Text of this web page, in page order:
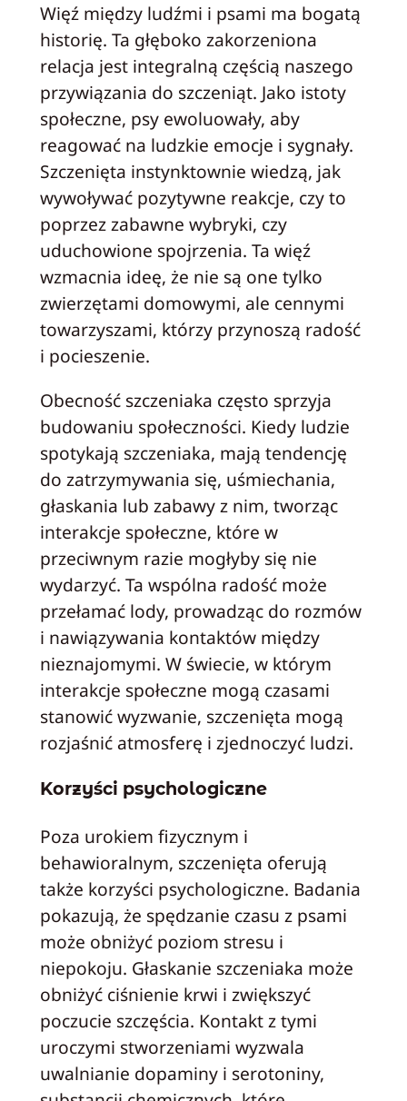
Więź między ludźmi i psami ma bogatą
historię. Ta głęboko zakorzeniona
relacja jest integralną częścią naszego
przywiązania do szczeniąt. Jako istoty
społeczne, psy ewoluowały, aby
reagować na ludzkie emocje i sygnały.
Szczenięta instynktownie wiedzą, jak
wywoływać pozytywne reakcje, czy to
poprzez zabawne wybryki, czy
uduchowione spojrzenia. Ta więź
wzmacnia ideę, że nie są one tylko
zwierzętami domowymi, ale cennymi
towarzyszami, którzy przynoszą radość
i pocieszenie.
Obecność szczeniaka często sprzyja
budowaniu społeczności. Kiedy ludzie
spotykają szczeniaka, mają tendencję
do zatrzymywania się, uśmiechania,
głaskania lub zabawy z nim, tworząc
interakcje społeczne, które w
przeciwnym razie mogłyby się nie
wydarzyć. Ta wspólna radość może
przełamać lody, prowadząc do rozmów
i nawiązywania kontaktów między
nieznajomymi. W świecie, w którym
interakcje społeczne mogą czasami
stanowić wyzwanie, szczenięta mogą
rozjaśnić atmosferę i zjednoczyć ludzi.
Korzyści psychologiczne
Poza urokiem fizycznym i
behawioralnym, szczenięta oferują
także korzyści psychologiczne. Badania
pokazują, że spędzanie czasu z psami
może obniżyć poziom stresu i
niepokoju. Głaskanie szczeniaka może
obniżyć ciśnienie krwi i zwiększyć
poczucie szczęścia. Kontakt z tymi
uroczymi stworzeniami wyzwala
uwalnianie dopaminy i serotoniny,